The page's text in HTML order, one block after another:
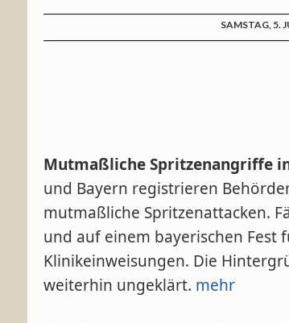
SAMSTAG, 5.
Mutmaßliche Spritzenangriffe
und Bayern registrieren
mutmaßliche Spritzenattacken.
und auf einem bayerischen Fest
Klinikeinweisungen. Die
weiterhin ungeklärt. mehr